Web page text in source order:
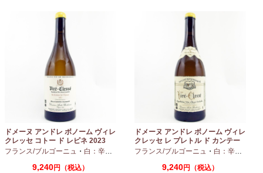
ドメーヌ アンドレ ボノーム ヴィレ
クレッセ コトー ド レピネ 2023
750ml
フランス/ブルゴーニュ ・ 白：辛口 シャルドネ
9,240円（税込）
ドメーヌ アンドレ ボノーム ヴィレ
クレッセ レ プレトル ド カンテー
ヌ 2023 750ml
フランス/ブルゴーニュ ・ 白：辛口
9,240円（税込）